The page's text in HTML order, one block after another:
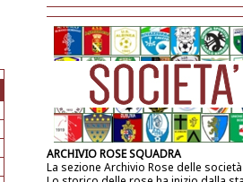
ARCHIVIO ROSE SQUADRA
La sezione Archivio Rose delle